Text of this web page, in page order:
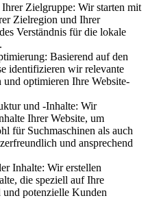
Zielgruppe: Wir starten mit
Zielregion und Ihrer
Verständnis für die lokale
Basierend auf den
identifizieren wir relevante
optimieren Ihre Website-
und -Inhalte: Wir
Ihrer Website, um
für Suchmaschinen als auch
und ansprechend
Inhalte: Wir erstellen
die speziell auf Ihre
potenzielle Kunden